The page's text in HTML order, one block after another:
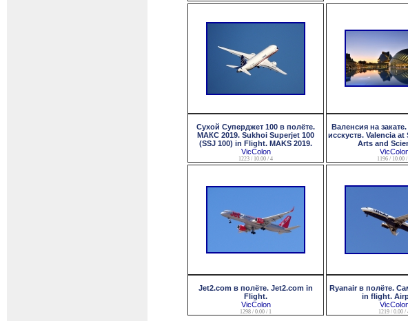
Сухой Суперджет 100 в полёте.
МАКС 2019. Sukhoi Superjet 100
(SSJ 100) in Flight. MAKS 2019.
VicColon
1223 / 10.00 / 4
Валенсия на
исскуств. Valencia
Arts and
1196 / 10.00
Jet2.com в полёте. Jet2.com in
Flight.
VicColon
1298 / 0.00 / 1
Ryanair в полёте.
in flight.
1219 / 0.00 /